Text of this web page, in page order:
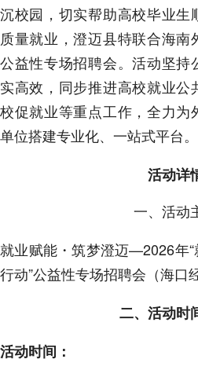
沉校园，切实帮助高校毕业生
质量就业，澄迈县特联合海南
公益性专场招聘会。活动坚持
实高效，同步推进高校就业
校促就业等重点工作，全力为
单位搭建专业化、一站式平台。
活动详
一、活动
就业赋能・筑梦澄迈—2026年
行动”公益性专场招聘会（海口
二、活动时
活动时间：